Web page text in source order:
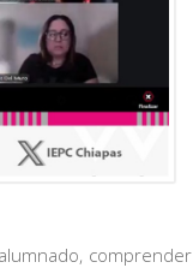
comprender